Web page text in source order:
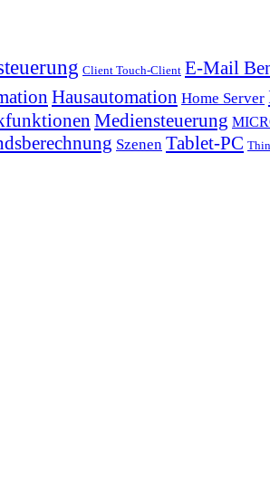
Client Touch-Client E-Mail
Hausautomation Home Server
Mediensteuerung
Szenen Tablet-PC